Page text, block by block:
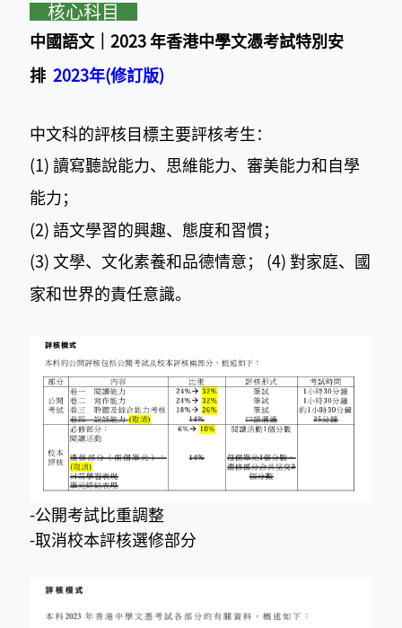
核心科目
中國語文｜2023 年香港中學文憑考試特別安
排 2023年(修訂版)
中文科的評核目標主要評核考生：
(1) 讀寫聽說能力、思維能力、審美能力和自學
能力；
(2) 語文學習的興趣、態度和習慣；
(3) 文學、文化素養和品德情意； (4) 對家庭、國
家和世界的責任意識。
-公開考試比重調整
-取消校本評核選修部分